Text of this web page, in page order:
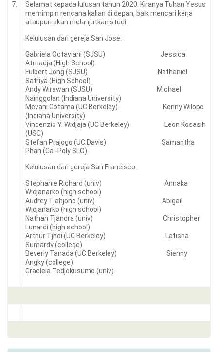
7.
Selamat kepada lulusan tahun 2020. Kiranya Tuhan Yesus
memimpin rencana kalian di depan, baik mencari kerja
ataupun akan melanjutkan studi :
Kelulusan dari gereja San Jose:
Gabriela Octaviani (SJSU) Jessica
Atmadja (High School)
Fulbert Jong (SJSU) Nathaniel
Satriya (High School)
Andy Wirawan (SJSU) Michael
Nainggolan (Indiana University)
Mevani Gotama (UC Berkeley) Kenny Wilopo
(Indiana University)
Vincenzio Y. Widjaja (UC Berkeley) Leon Kosasih
(USC)
Stefan Prajogo (UC Davis) Samantha
Phan (Cal-Poly SLO)
Kelulusan dari gereja San Francisco:
Stephanie Richard (univ) Annaka
Widjanarko (high school)
Audrey Tjahjono (univ) Abigail
Widjanarko (high school)
Nathan Tjandra (univ) Christopher
Lunardi (high school)
Arthur Tjhoi (UC Berkeley) Latisha
Sumardy (college)
Beverly Tanada (UC Berkeley) Sienny
Angky (college)
Graciela Tedjokusumo (univ)